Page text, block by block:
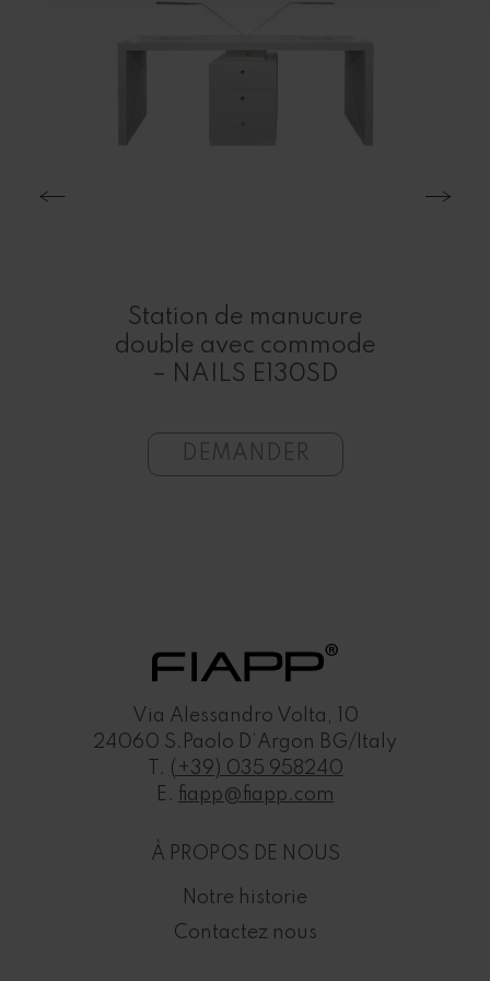
Station de manucure
double avec commode
– NAILS E130SD
DEMANDER
Via Alessandro Volta, 10
24060 S.Paolo D’Argon BG/Italy
T. (+39) 035 958240
E. fiapp@fiapp.com
À PROPOS DE NOUS
Notre historie
Contactez nous